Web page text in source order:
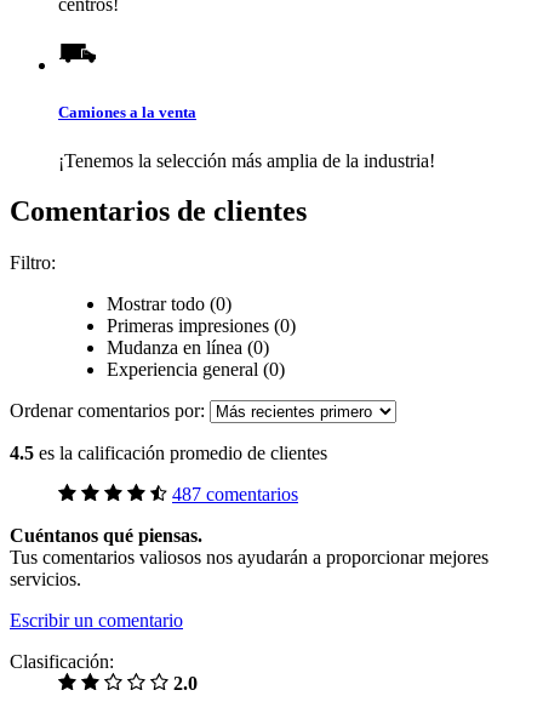
centros!
Camiones a la venta
¡Tenemos la selección más amplia de la industria!
Comentarios de clientes
Filtro:
Mostrar todo (0)
Primeras impresiones (0)
Mudanza en línea (0)
Experiencia general (0)
Ordenar comentarios por:
4.5 es la calificación promedio de clientes
487 comentarios
Cuéntanos qué piensas.
Tus comentarios valiosos nos ayudarán a proporcionar mejores
servicios.
Escribir un comentario
Clasificación:
2.0